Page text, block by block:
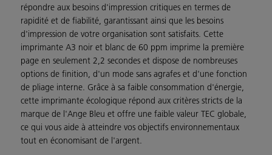
répondre aux besoins d'impression critiques en termes de
rapidité et de fiabilité, garantissant ainsi que les besoins
d'impression de votre organisation sont satisfaits. Cette
imprimante A3 noir et blanc de 60 ppm imprime la première
page en seulement 2,2 secondes et dispose de nombreuses
options de finition, d'un mode sans agrafes et d'une fonction
de pliage interne. Grâce à sa faible consommation d'énergie,
cette imprimante écologique répond aux critères stricts de la
marque de l'Ange Bleu et offre une faible valeur TEC globale,
ce qui vous aide à atteindre vos objectifs environnementaux
tout en économisant de l'argent.